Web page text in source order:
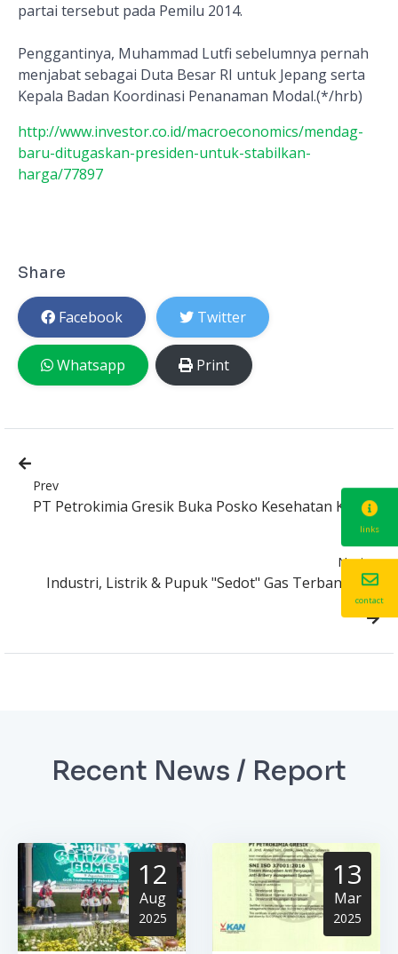
partai tersebut pada Pemilu 2014.
Penggantinya, Muhammad Lutfi sebelumnya pernah
menjabat sebagai Duta Besar RI untuk Jepang serta
Kepala Badan Koordinasi Penanaman Modal.(*/hrb)
http://www.investor.co.id/macroeconomics/mendag-
baru-ditugaskan-presiden-untuk-stabilkan-
harga/77897
Share
Facebook Twitter
Whatsapp Print
Prev
PT Petrokimia Gresik Buka Posko Kesehatan Kelud
Next
Industri, Listrik & Pupuk "Sedot" Gas Terbanyak
Recent News / Report
12
Aug
2025
13
Mar
2025
links
contact